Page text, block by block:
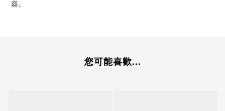
容。
您可能喜歡...